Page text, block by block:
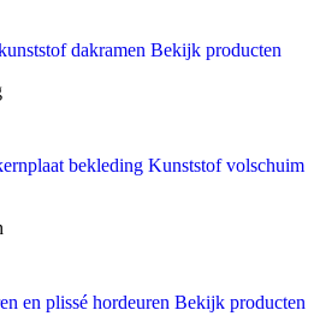
dakramen Bekijk producten
bekleding Kunststof volschuim
en plissé hordeuren Bekijk producten